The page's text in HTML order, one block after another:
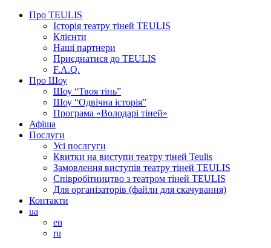
Про TEULIS
Історія театру тіней TEULIS
Клієнти
Наші партнери
Приєднатися до TEULIS
F.A.Q.
Про Шоу
Шоу “Твоя тінь”
Шоу “Одвічна історія”
Програма «Володарі тіней»
Афіша
Послуги
Усі послгуги
Квитки на виступи театру тіней Teulis
Замовлення виступів театру тіней TEULIS
Співробітництво з театром тіней TEULIS
Для організаторів (файли для скачування)
Контакти
ua
en
ru